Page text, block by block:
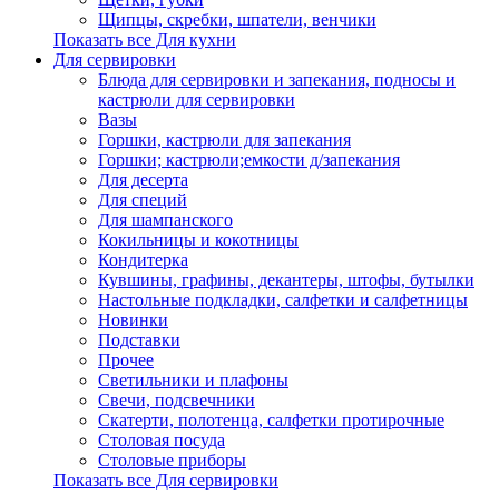
Щипцы, скребки, шпатели, венчики
Показать все Для кухни
Для сервировки
Блюда для сервировки и запекания, подносы и
кастрюли для сервировки
Вазы
Горшки, кастрюли для запекания
Горшки; кастрюли;емкости д/запекания
Для десерта
Для специй
Для шампанского
Кокильницы и кокотницы
Кондитерка
Кувшины, графины, декантеры, штофы, бутылки
Настольные подкладки, салфетки и салфетницы
Новинки
Подставки
Прочее
Светильники и плафоны
Свечи, подсвечники
Скатерти, полотенца, салфетки протирочные
Столовая посуда
Столовые приборы
Показать все Для сервировки